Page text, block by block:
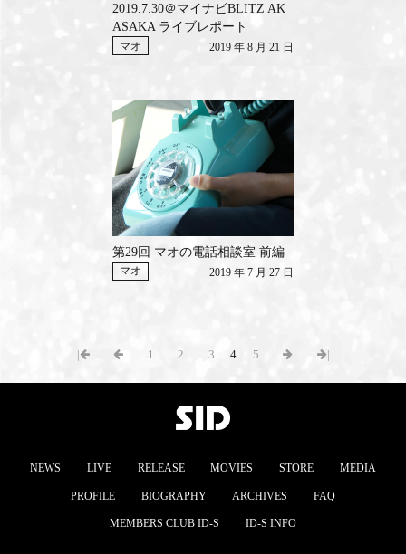
2019.7.30＠マイナビBLITZ AK
ASAKA ライブレポート
マオ
2019 年 8 月 21 日
第29回 マオの電話相談室 前編
マオ
2019 年 7 月 27 日
1 2 3 4 5 |
NEWS LIVE RELEASE MOVIES STORE MEDIA
PROFILE BIOGRAPHY ARCHIVES FAQ
MEMBERS CLUB ID-S ID-S INFO